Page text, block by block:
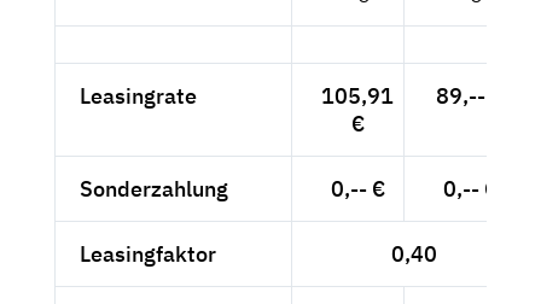
Leasingrate
105,91
€
89,-- €
Sonderzahlung 0,-- € 0,-- €
Leasingfaktor 0,40